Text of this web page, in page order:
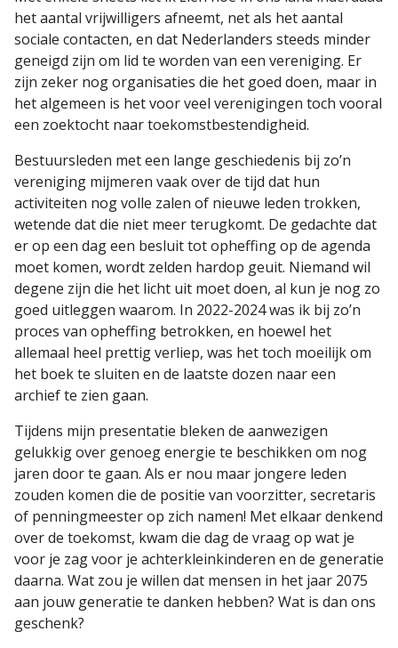
het aantal vrijwilligers afneemt, net als het aantal
sociale contacten, en dat Nederlanders steeds minder
geneigd zijn om lid te worden van een vereniging. Er
zijn zeker nog organisaties die het goed doen, maar in
het algemeen is het voor veel verenigingen toch vooral
een zoektocht naar toekomstbestendigheid.
Bestuursleden met een lange geschiedenis bij zo’n
vereniging mijmeren vaak over de tijd dat hun
activiteiten nog volle zalen of nieuwe leden trokken,
wetende dat die niet meer terugkomt. De gedachte dat
er op een dag een besluit tot opheffing op de agenda
moet komen, wordt zelden hardop geuit. Niemand wil
degene zijn die het licht uit moet doen, al kun je nog zo
goed uitleggen waarom. In 2022-2024 was ik bij zo’n
proces van opheffing betrokken, en hoewel het
allemaal heel prettig verliep, was het toch moeilijk om
het boek te sluiten en de laatste dozen naar een
archief te zien gaan.
Tijdens mijn presentatie bleken de aanwezigen
gelukkig over genoeg energie te beschikken om nog
jaren door te gaan. Als er nou maar jongere leden
zouden komen die de positie van voorzitter, secretaris
of penningmeester op zich namen! Met elkaar denkend
over de toekomst, kwam die dag de vraag op wat je
voor je zag voor je achterkleinkinderen en de generatie
daarna. Wat zou je willen dat mensen in het jaar 2075
aan jouw generatie te danken hebben? Wat is dan ons
geschenk?